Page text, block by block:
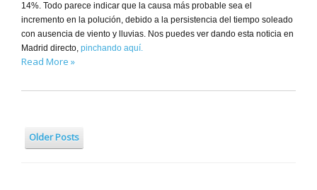
14%. Todo parece indicar que la causa más probable sea el
incremento en la polución, debido a la persistencia del tiempo soleado
con ausencia de viento y lluvias. Nos puedes ver dando esta noticia en
Madrid directo, pinchando aquí.
Read More »
Older Posts